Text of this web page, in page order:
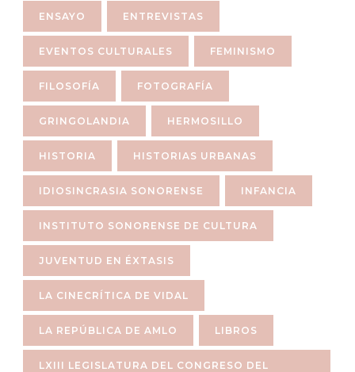
ENSAYO ENTREVISTAS
EVENTOS CULTURALES FEMINISMO
FILOSOFÍA FOTOGRAFÍA
GRINGOLANDIA HERMOSILLO
HISTORIA HISTORIAS URBANAS
IDIOSINCRASIA SONORENSE INFANCIA
INSTITUTO SONORENSE DE CULTURA
JUVENTUD EN ÉXTASIS
LA CINECRÍTICA DE VIDAL
LA REPÚBLICA DE AMLO LIBROS
LXIII LEGISLATURA DEL CONGRESO DEL